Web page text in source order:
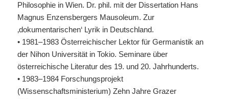
Philosophie in Wien. Dr. phil. mit der Dissertation Hans
Magnus Enzensbergers Mausoleum. Zur
‚dokumentarischen‘ Lyrik in Deutschland.
• 1981–1983 Österreichischer Lektor für Germanistik an
der Nihon Universität in Tokio. Seminare über
österreichische Literatur des 19. und 20. Jahrhunderts.
• 1983–1984 Forschungsprojekt
(Wissenschaftsministerium) Zehn Jahre Grazer